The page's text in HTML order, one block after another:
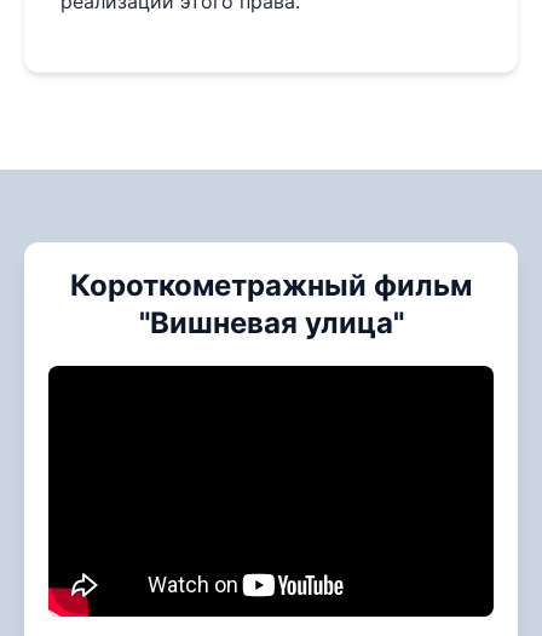
Короткометражный фильм
"Вишневая улица"